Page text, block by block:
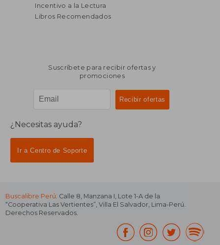
Incentivo a la Lectura
Libros Recomendados
Suscríbete para recibir ofertas y
promociones
¿Necesitas ayuda?
Ir a Centro de Soporte
Buscalibre Perú. Calle 8, Manzana I, Lote 1-A de la
“Cooperativa Las Vertientes”, Villa El Salvador, Lima-Perú.
Derechos Reservados.